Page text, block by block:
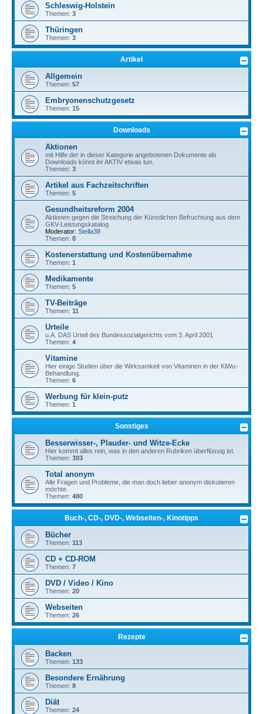
Schleswig-Holstein
Themen: 3
Thüringen
Themen: 3
Artikel
Allgemein
Themen: 57
Embryonenschutzgesetz
Themen: 15
Downloads
Aktionen
mit Hilfe der in dieser Kategorie angebotenen Dokumente als
Downloads könnt ihr AKTIV etwas tun.
Themen: 3
Artikel aus Fachzeitschriften
Themen: 5
Gesundheitsreform 2004
Aktionen gegen die Streichung der Künstlichen Befruchtung aus dem
GKV-Leistungskatalog
Moderator: Stella38
Themen: 8
Kostenerstattung und Kostenübernahme
Themen: 1
Medikamente
Themen: 5
TV-Beiträge
Themen: 11
Urteile
u.A. DAS Urteil des Bundessozialgerichts vom 3. April 2001
Themen: 4
Vitamine
Hier einige Studien über die Wirksamkeit von Vitaminen in der KiWu-
Behandlung.
Themen: 6
Werbung für klein-putz
Themen: 1
Sonstiges
Besserwisser-, Plauder- und Witze-Ecke
Hier kommt alles rein, was in den anderen Rubriken überflüssig ist.
Themen: 393
Total anonym
Alle Fragen und Probleme, die man doch lieber anonym diskutieren
möchte.
Themen: 480
Buch-, CD-, DVD-, Webseiten-, Kinotipps
Bücher
Themen: 113
CD + CD-ROM
Themen: 7
DVD / Video / Kino
Themen: 20
Webseiten
Themen: 26
Rezepte
Backen
Themen: 133
Besondere Ernährung
Themen: 8
Diät
Themen: 24